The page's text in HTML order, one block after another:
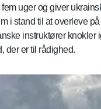
uger og giver
i stand til at overleve
instruktører
der er til rådighed.